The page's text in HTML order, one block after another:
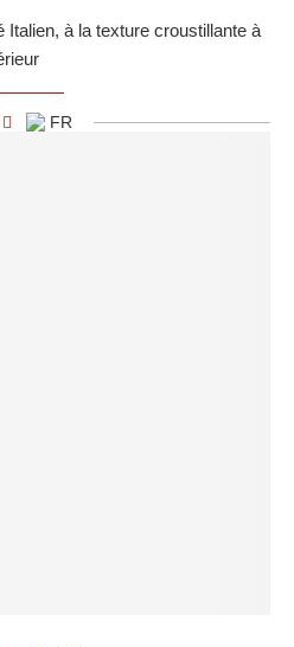
Italien, à la texture croustillante à
FR